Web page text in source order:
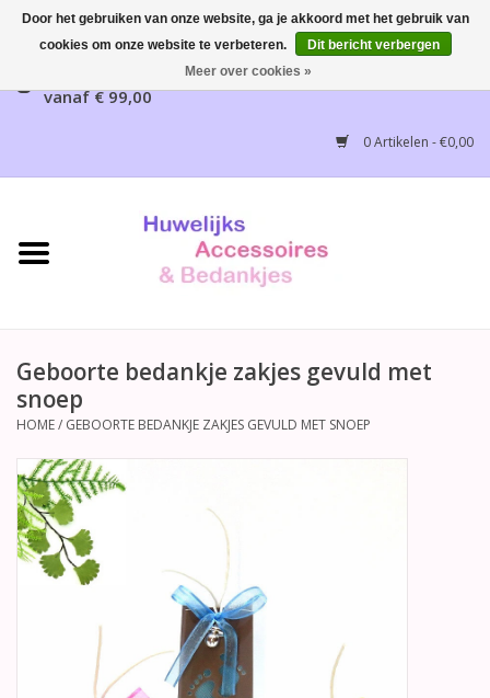
Gratis verzending mogelijk, NL vanaf € 65,00, België
vanaf € 99,00
0 Artikelen - €0,00
Home
Bruidsaccessoires
Huwelijksreceptie
Disney Huwelijk
Betty Boop Huwelijk
Geboorte, Doop en
Communie
Geboorte bedankje zakjes gevuld met
snoep
HOME/ GEBOORTE BEDANKJE ZAKJES GEVULD MET SNOEP
Door het gebruiken van onze website, ga je akkoord met het gebruik van
cookies om onze website te verbeteren.
Dit bericht verbergen
Meer over cookies »